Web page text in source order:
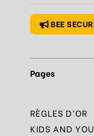
BEE
Pages
RÈGLES D’OR
KIDS AND